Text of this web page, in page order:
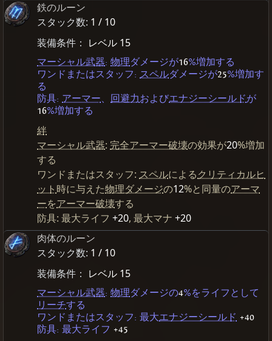
鉄のルーン
スタック数: 1 / 10
装備条件： レベル 15
マーシャル武器: 物理ダメージが16%増加する
ワンドまたはスタッフ: スペルダメージが25%増加す
る
防具: アーマー、 回避力およびエナジーシールドが
16%増加する
絆
マーシャル武器: 完全アーマー破壊の効果が20%増加
する
ワンドまたはスタッフ: スペルによるクリティカルヒ
ット 時に与えた物理ダメージの12%と同量のアーマ
ーをアーマー破壊する
防具: 最大ライフ +20, 最大マナ +20
肉体のルーン
スタック数: 1 / 10
装備条件： レベル 15
マーシャル武器: 物理ダメージの4%をライフとして
リーチする
ワンドまたはスタッフ: 最大エナジーシールド +40
防具: 最大ライフ +45